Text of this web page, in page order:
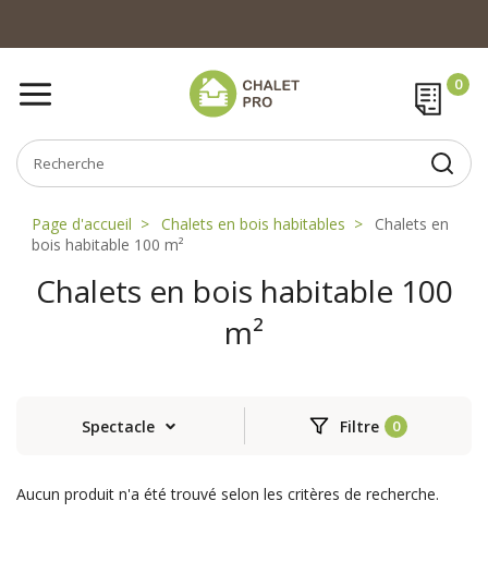
Page d'accueil Chalets en bois habitables
Chalets en
bois habitable 100 m²
Chalets en bois habitable 100
m²
Spectacle Filtre
Aucun produit n'a été trouvé selon les critères de recherche.